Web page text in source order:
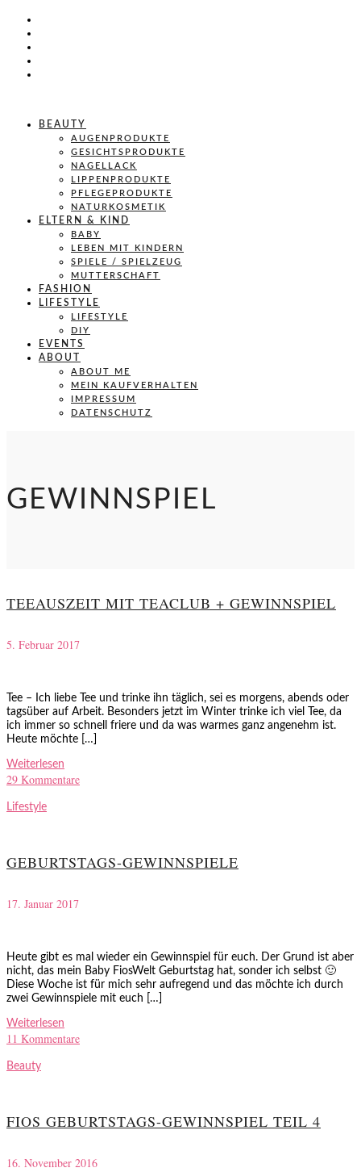
BEAUTY
AUGENPRODUKTE
GESICHTSPRODUKTE
NAGELLACK
LIPPENPRODUKTE
PFLEGEPRODUKTE
NATURKOSMETIK
ELTERN & KIND
BABY
LEBEN MIT KINDERN
SPIELE / SPIELZEUG
MUTTERSCHAFT
FASHION
LIFESTYLE
LIFESTYLE
DIY
EVENTS
ABOUT
ABOUT ME
MEIN KAUFVERHALTEN
IMPRESSUM
DATENSCHUTZ
GEWINNSPIEL
TEEAUSZEIT MIT TEACLUB + GEWINNSPIEL
5. Februar 2017
Tee – Ich liebe Tee und trinke ihn täglich, sei es morgens, abends oder
tagsüber auf Arbeit. Besonders jetzt im Winter trinke ich viel Tee, da
ich immer so schnell friere und da was warmes ganz angenehm ist.
Heute möchte […]
Weiterlesen
29 Kommentare
Lifestyle
GEBURTSTAGS-GEWINNSPIELE
17. Januar 2017
Heute gibt es mal wieder ein Gewinnspiel für euch. Der Grund ist aber
nicht, das mein Baby FiosWelt Geburtstag hat, sonder ich selbst 🙂
Diese Woche ist für mich sehr aufregend und das möchte ich durch
zwei Gewinnspiele mit euch […]
Weiterlesen
11 Kommentare
Beauty
FIOS GEBURTSTAGS-GEWINNSPIEL TEIL 4
16. November 2016